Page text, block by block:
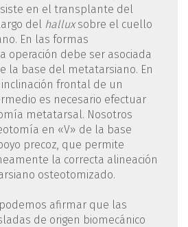
en el transplante del
del halluxsobre el cuello
En las formas
operación debe ser asociada
la base del metatarsiano. En
frontal de un
es necesario efectuar
metatarsal. Nosotros
en «V» de la base
precoz, que permite
la correcta alineación
osteotomizado.
afirmar que las
de origen biomecánico